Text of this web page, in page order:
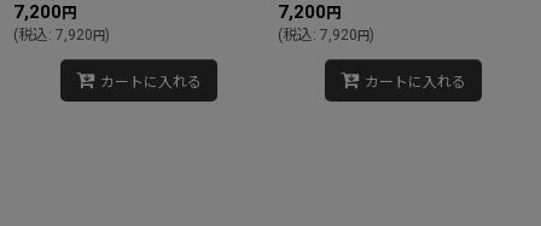
7,200 円
(税込: 7,920円)
カートに入れる
7,200 円
(税込: 7,920円)
カートに入れる